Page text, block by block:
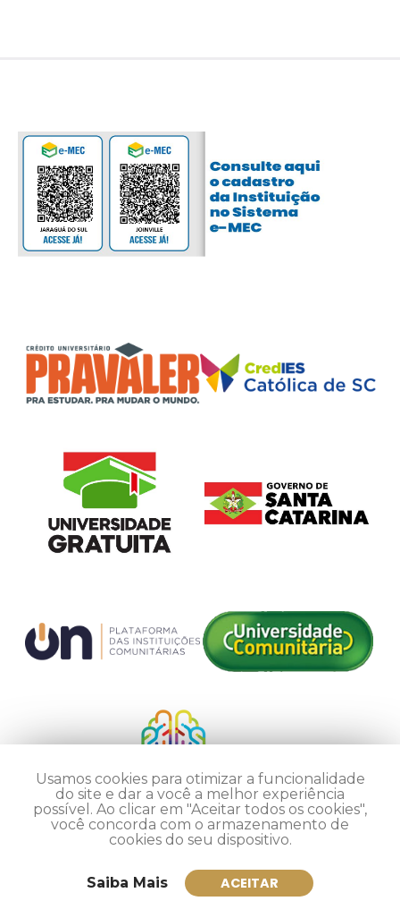
Inscreva-se
Usamos cookies para otimizar a funcionalidade
do site e dar a você a melhor experiência
possível. Ao clicar em "Aceitar todos os cookies",
você concorda com o armazenamento de
cookies do seu dispositivo.
Saiba Mais ACEITAR